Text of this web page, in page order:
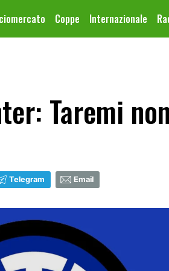
Coppe Internazionale
Taremi
Telegram Email